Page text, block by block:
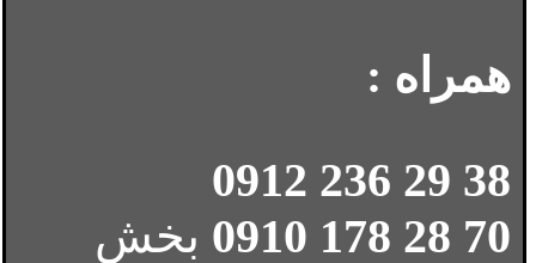
همراه :
38 29 236 0912
70 28 178 0910
بخش